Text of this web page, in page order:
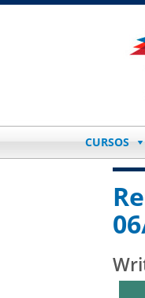
CURSOS